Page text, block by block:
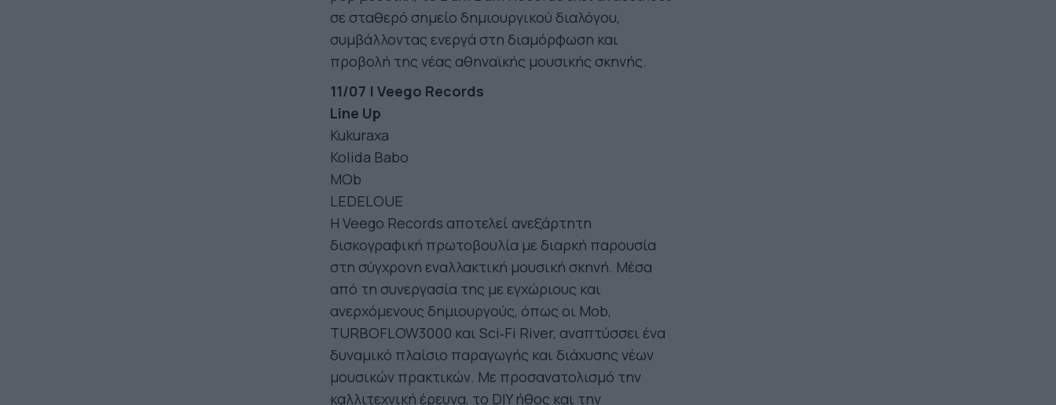
σε σταθερό σημείο δημιουργικού διαλόγου,
συμβάλλοντας ενεργά στη διαμόρφωση και
προβολή της νέας αθηναϊκής μουσικής σκηνής.
11/07 | Veego Records
Line Up
Kukuraxa
Kolida Babo
MOb
LEDELOUE
Η Veego Records αποτελεί ανεξάρτητη
δισκογραφική πρωτοβουλία με διαρκή παρουσία
στη σύγχρονη εναλλακτική μουσική σκηνή. Μέσα
από τη συνεργασία της με εγχώριους και
ανερχόμενους δημιουργούς, όπως οι Mob,
TURBOFLOW3000 και Sci‑Fi River, αναπτύσσει ένα
δυναμικό πλαίσιο παραγωγής και διάχυσης νέων
μουσικών πρακτικών. Με προσανατολισμό την
καλλιτεχνική έρευνα, το DIY ήθος και την